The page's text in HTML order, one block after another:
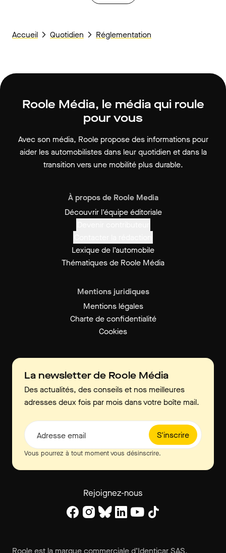
Accueil Quotidien Réglementation
Roole Média, le média qui roule
pour vous
Avec son média, Roole propose des informations pour
aider les automobilistes dans leur quotidien et dans la
transition vers une mobilité plus durable.
À propos de Roole Media
Découvrir l'équipe éditoriale
Lexique de l’automobile
Thématiques de Roole Média
Mentions juridiques
Mentions légales
Charte de confidentialité
Cookies
La newsletter de Roole Média
Des actualités, des conseils et nos meilleures
adresses deux fois par mois dans votre boîte mail.
S'inscrire
Adresse email
Vous pourrez à tout moment vous désinscrire.
Rejoignez-nous
Roole est la marque commerciale d’Identicar SAS.